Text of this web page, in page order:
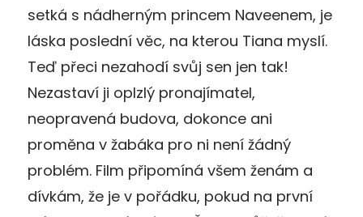
setká s nádherným princem Naveenem, je
láska poslední věc, na kterou Tiana myslí.
Teď přeci nezahodí svůj sen jen tak!
Nezastaví ji oplzlý pronajímatel,
neopravená budova, dokonce ani
proměna v žabáka pro ni není žádný
problém. Film připomíná všem ženám a
dívkám, že je v pořádku, pokud na první